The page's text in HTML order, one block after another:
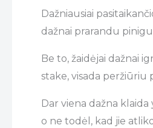
Dažniausiai
dažnai prarandu
Be to, žaidėjai dažnai
stake, visada peržiūriu
Dar viena dažna
o ne todėl, kad jie